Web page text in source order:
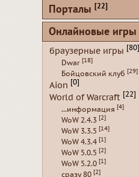
Порталы [22]
Онлайновые игры
браузерные игры [80]
Dwar [18]
Бойцовский клуб [29]
Aion [0]
World of Warcraft [22]
...информация [4]
WoW 2.4.3 [2]
WoW 3.3.5 [14]
WoW 4.3.4 [1]
WoW 5.0.5 [2]
WoW 5.2.0 [1]
сразу 80 [2]